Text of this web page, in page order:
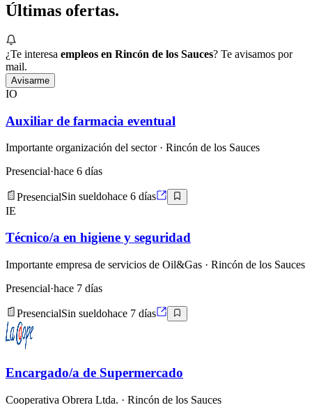
Últimas ofertas.
¿Te interesa empleos en Rincón de los Sauces? Te avisamos por
mail.
Avisarme
IO
Auxiliar de farmacia eventual
Importante organización del sector· Rincón de los Sauces
Presencial·hace 6 días
PresencialSin sueldohace 6 días
IE
Técnico/a en higiene y seguridad
Importante empresa de servicios de Oil&Gas · Rincón de los Sauces
Presencial·hace 7 días
PresencialSin sueldohace 7 días
Encargado/a de Supermercado
Cooperativa Obrera Ltda. · Rincón de los Sauces